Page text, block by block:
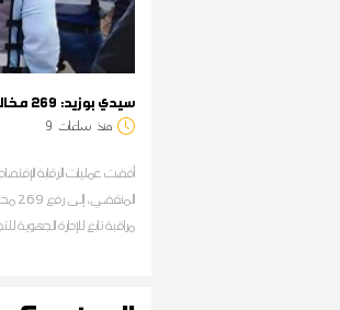
سيدي بوزيد: 269 مخالفة اقتصادية خلال شهر جويلية
منذ ساعات 9
أفضت عمليات الرقابة
مراقبة تابع للإدارة الجهوية